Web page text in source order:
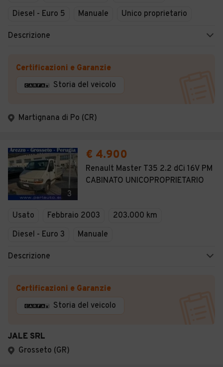
Diesel - Euro 5 Manuale Unico proprietario
Descrizione
Certificazioni e Garanzie
Storia del veicolo
Martignana di Po (CR)
3
€ 4.900
Renault Master T35 2.2 dCi 16V PM
CABINATO UNICOPROPRIETARIO
Usato Febbraio 2003
203.000 km
Diesel - Euro 3
Manuale
Descrizione
Certificazioni e Garanzie
Storia del veicolo
JALE SRL
Grosseto (GR)